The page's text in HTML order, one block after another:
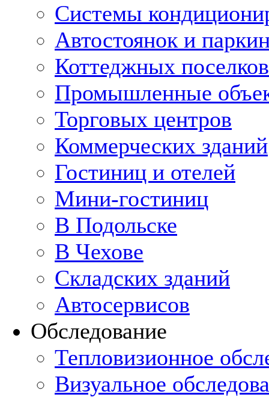
Системы
Автостоянок и
Коттеджных поселков
Промышленные
Торговых центров
Коммерческих зданий
Гостиниц и отелей
Мини-гостиниц
В Подольске
В Чехове
Складских зданий
Автосервисов
Обследование
Тепловизионное
Визуальное